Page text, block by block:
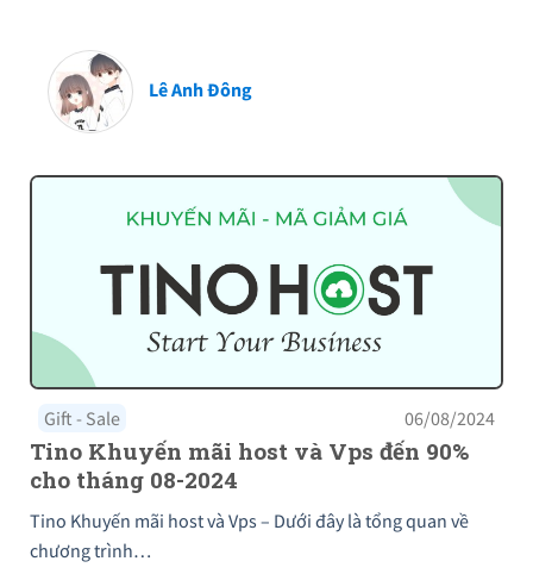
Lê Anh Đông
Gift - Sale 06/08/2024
Tino Khuyến mãi host và Vps đến 90%
cho tháng 08-2024
Tino Khuyến mãi host và Vps – Dưới đây là tổng quan về
chương trình…